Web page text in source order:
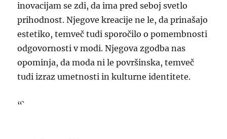
inovacijam se zdi, da ima pred seboj svetlo
prihodnost. Njegove kreacije ne le, da prinašajo
estetiko, temveč tudi sporočilo o pomembnosti
odgovornosti v modi. Njegova zgodba nas
opominja, da moda ni le površinska, temveč
tudi izraz umetnosti in kulturne identitete.
“`